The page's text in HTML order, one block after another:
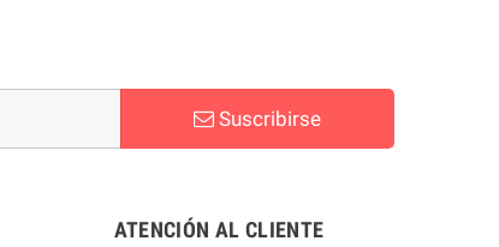
Suscribirse
ATENCIÓN AL CLIENTE